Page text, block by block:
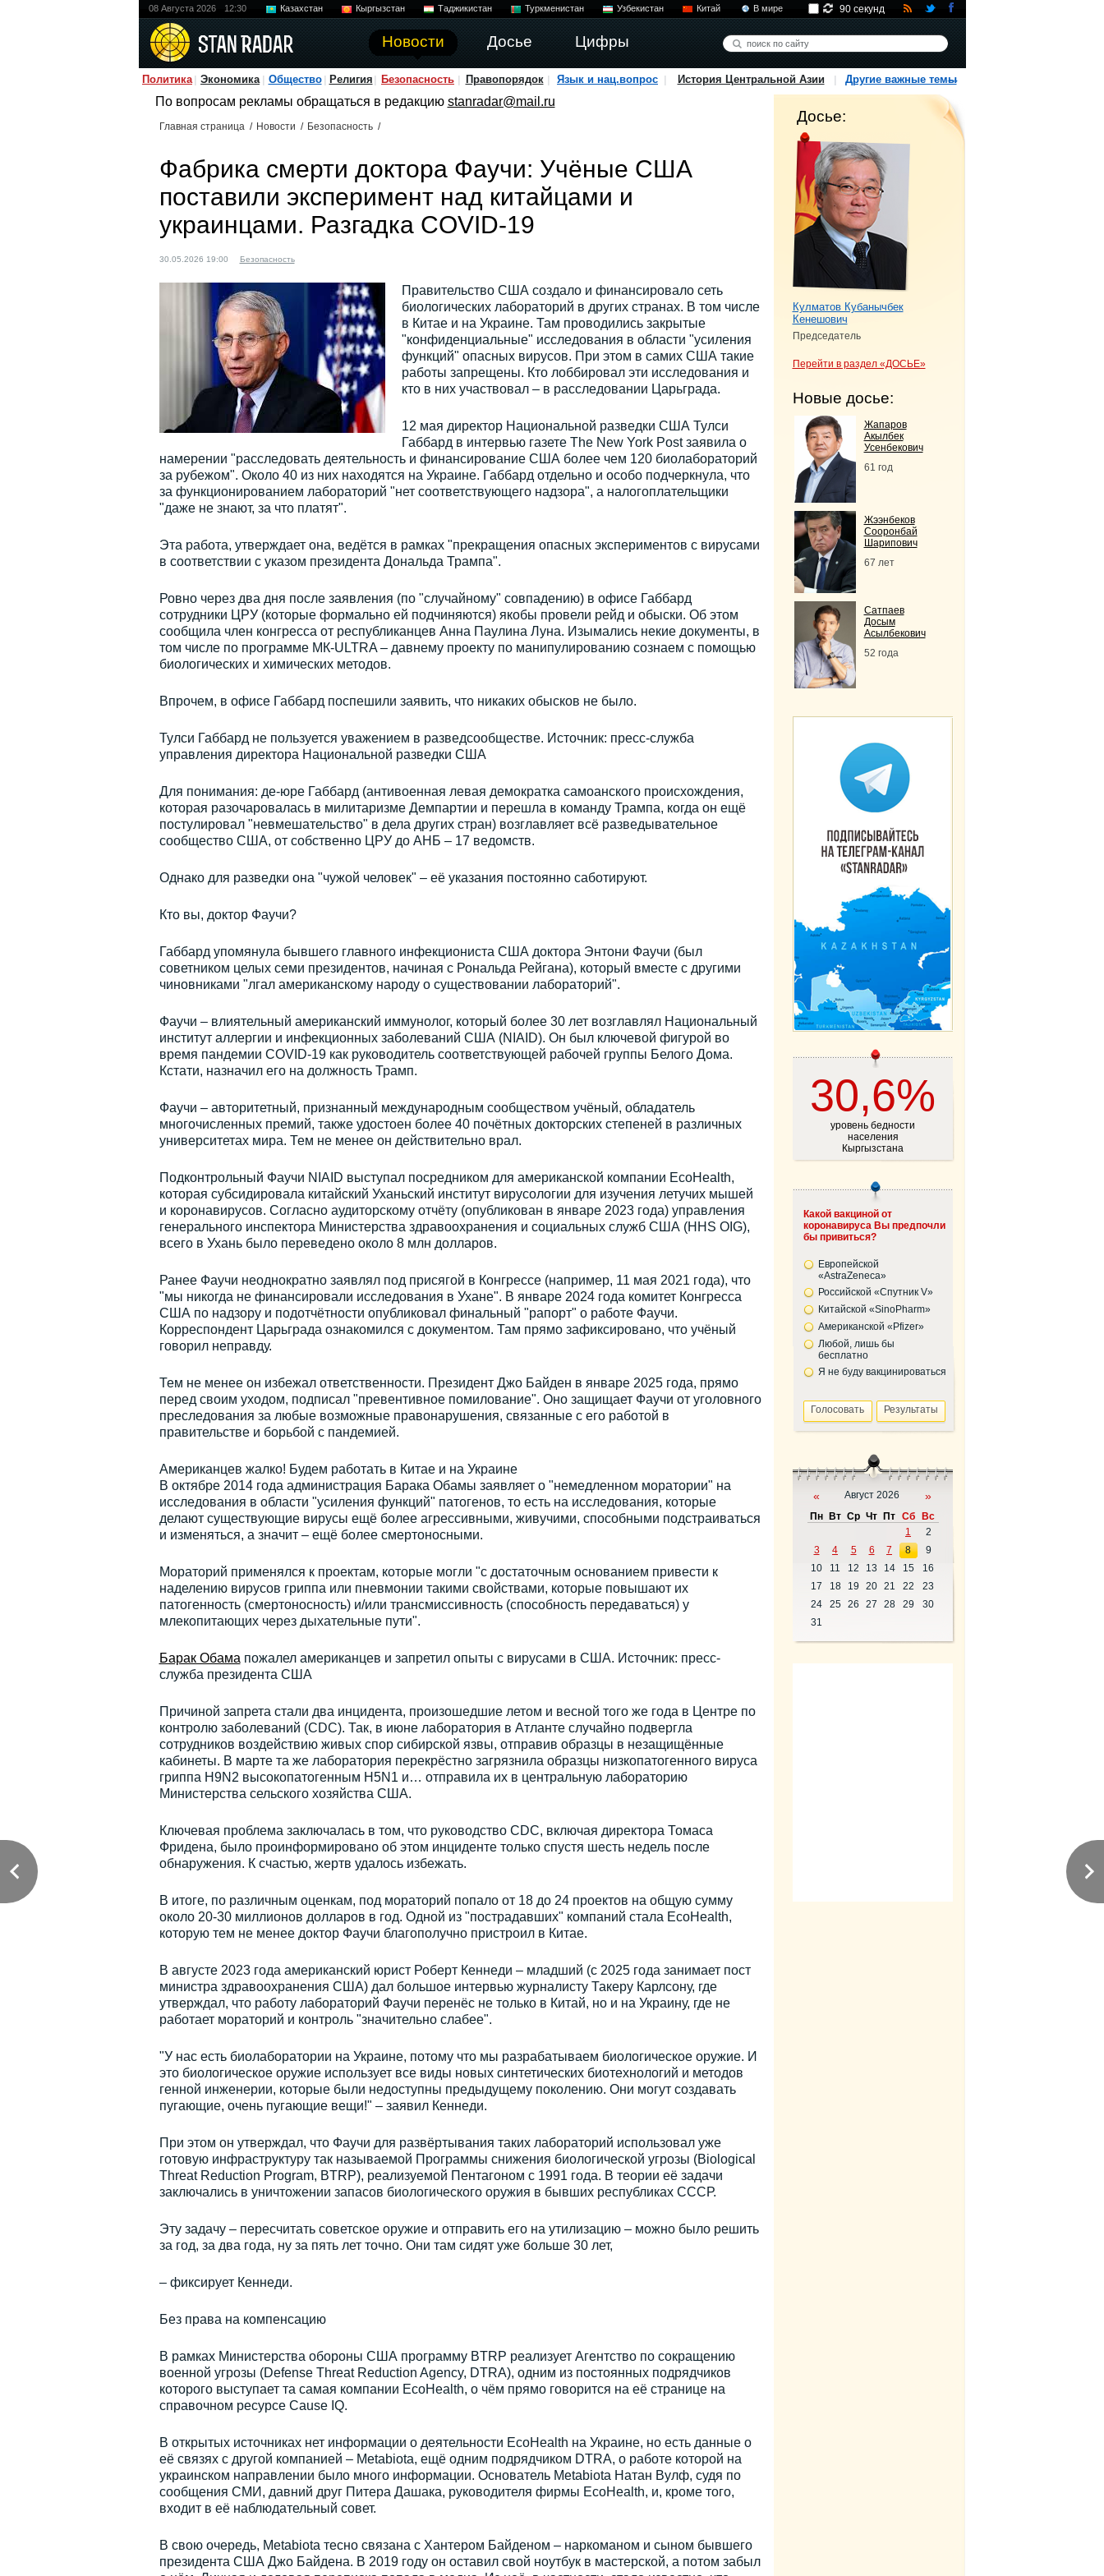
08 Августа 2026 12:30 Казахстан Кыргызстан Таджикистан Туркменистан Узбекистан Китай В мире
Новости Досье Цифры
90 секунд
Политика Экономика Общество Религия Безопасность Правопорядок Язык и нац.вопрос История Центральной Азии Другие важные темы
По вопросам рекламы обращаться в редакцию stanradar@mail.ru
Главная страница / Новости / Безопасность /
Фабрика смерти доктора Фаучи: Учёные США
поставили эксперимент над китайцами и
украинцами. Разгадка COVID-19
30.05.2026 19:00 Безопасность
Правительство США создало и финансировало сеть
биологических лабораторий в других странах. В том числе
в Китае и на Украине. Там проводились закрытые
"конфиденциальные" исследования в области "усиления
функций" опасных вирусов. При этом в самих США такие
работы запрещены. Кто лоббировал эти исследования и
кто в них участвовал – в расследовании Царьграда.
12 мая директор Национальной разведки США Тулси
Габбард в интервью газете The New York Post заявила о
намерении "расследовать деятельность и финансирование США более чем 120 биолабораторий
за рубежом". Около 40 из них находятся на Украине. Габбард отдельно и особо подчеркнула, что
за функционированием лабораторий "нет соответствующего надзора", а налогоплательщики
"даже не знают, за что платят".
Эта работа, утверждает она, ведётся в рамках "прекращения опасных экспериментов с вирусами
в соответствии с указом президента Дональда Трампа".
Ровно через два дня после заявления (по "случайному" совпадению) в офисе Габбард
сотрудники ЦРУ (которые формально ей подчиняются) якобы провели рейд и обыски. Об этом
сообщила член конгресса от республиканцев Анна Паулина Луна. Изымались некие документы, в
том числе по программе МК-ULTRA – давнему проекту по манипулированию сознаем с помощью
биологических и химических методов.
Впрочем, в офисе Габбард поспешили заявить, что никаких обысков не было.
Тулси Габбард не пользуется уважением в разведсообществе. Источник: пресс-служба
управления директора Национальной разведки США
Для понимания: де-юре Габбард (антивоенная левая демократка самоанского происхождения,
которая разочаровалась в милитаризме Демпартии и перешла в команду Трампа, когда он ещё
постулировал "невмешательство" в дела других стран) возглавляет всё разведывательное
сообщество США, от собственно ЦРУ до АНБ – 17 ведомств.
Однако для разведки она "чужой человек" – её указания постоянно саботируют.
Кто вы, доктор Фаучи?
Габбард упомянула бывшего главного инфекциониста США доктора Энтони Фаучи (был
советником целых семи президентов, начиная с Рональда Рейгана), который вместе с другими
чиновниками "лгал американскому народу о существовании лабораторий".
Фаучи – влиятельный американский иммунолог, который более 30 лет возглавлял Национальный
институт аллергии и инфекционных заболеваний США (NIAID). Он был ключевой фигурой во
время пандемии COVID-19 как руководитель соответствующей рабочей группы Белого Дома.
Кстати, назначил его на должность Трамп.
Фаучи – авторитетный, признанный международным сообществом учёный, обладатель
многочисленных премий, также удостоен более 40 почётных докторских степеней в различных
университетах мира. Тем не менее он действительно врал.
Подконтрольный Фаучи NIAID выступал посредником для американской компании EcoHealth,
которая субсидировала китайский Уханьский институт вирусологии для изучения летучих мышей
и коронавирусов. Согласно аудиторскому отчёту (опубликован в январе 2023 года) управления
генерального инспектора Министерства здравоохранения и социальных служб США (HHS OIG),
всего в Ухань было переведено около 8 млн долларов.
Ранее Фаучи неоднократно заявлял под присягой в Конгрессе (например, 11 мая 2021 года), что
"мы никогда не финансировали исследования в Ухане". В январе 2024 года комитет Конгресса
США по надзору и подотчётности опубликовал финальный "рапорт" о работе Фаучи.
Корреспондент Царьграда ознакомился с документом. Там прямо зафиксировано, что учёный
говорил неправду.
Тем не менее он избежал ответственности. Президент Джо Байден в январе 2025 года, прямо
перед своим уходом, подписал "превентивное помилование". Оно защищает Фаучи от уголовного
преследования за любые возможные правонарушения, связанные с его работой в
правительстве и борьбой с пандемией.
Американцев жалко! Будем работать в Китае и на Украине
В октябре 2014 года администрация Барака Обамы заявляет о "немедленном моратории" на
исследования в области "усиления функций" патогенов, то есть на исследования, которые
делают существующие вирусы ещё более агрессивными, живучими, способными подстраиваться
и изменяться, а значит – ещё более смертоносными.
Мораторий применялся к проектам, которые могли "с достаточным основанием привести к
наделению вирусов гриппа или пневмонии такими свойствами, которые повышают их
патогенность (смертоносность) и/или трансмиссивность (способность передаваться) у
млекопитающих через дыхательные пути".
Барак Обама пожалел американцев и запретил опыты с вирусами в США. Источник: пресс-
служба президента США
Причиной запрета стали два инцидента, произошедшие летом и весной того же года в Центре по
контролю заболеваний (CDC). Так, в июне лаборатория в Атланте случайно подвергла
сотрудников воздействию живых спор сибирской язвы, отправив образцы в незащищённые
кабинеты. В марте та же лаборатория перекрёстно загрязнила образцы низкопатогенного вируса
гриппа H9N2 высокопатогенным H5N1 и… отправила их в центральную лабораторию
Министерства сельского хозяйства США.
Ключевая проблема заключалась в том, что руководство CDC, включая директора Томаса
Фридена, было проинформировано об этом инциденте только спустя шесть недель после
обнаружения. К счастью, жертв удалось избежать.
В итоге, по различным оценкам, под мораторий попало от 18 до 24 проектов на общую сумму
около 20-30 миллионов долларов в год. Одной из "пострадавших" компаний стала EcoHealth,
которую тем не менее доктор Фаучи благополучно пристроил в Китае.
В августе 2023 года американский юрист Роберт Кеннеди – младший (с 2025 года занимает пост
министра здравоохранения США) дал большое интервью журналисту Такеру Карлсону, где
утверждал, что работу лабораторий Фаучи перенёс не только в Китай, но и на Украину, где не
работает мораторий и контроль "значительно слабее".
"У нас есть биолаборатории на Украине, потому что мы разрабатываем биологическое оружие. И
это биологическое оружие использует все виды новых синтетических биотехнологий и методов
генной инженерии, которые были недоступны предыдущему поколению. Они могут создавать
пугающие, очень пугающие вещи!" – заявил Кеннеди.
При этом он утверждал, что Фаучи для развёртывания таких лабораторий использовал уже
готовую инфраструктуру так называемой Программы снижения биологической угрозы (Biological
Threat Reduction Program, BTRP), реализуемой Пентагоном с 1991 года. В теории её задачи
заключались в уничтожении запасов биологического оружия в бывших республиках СССР.
Эту задачу – пересчитать советское оружие и отправить его на утилизацию – можно было решить
за год, за два года, ну за пять лет точно. Они там сидят уже больше 30 лет,
– фиксирует Кеннеди.
Без права на компенсацию
В рамках Министерства обороны США программу BTRP реализует Агентство по сокращению
военной угрозы (Defense Threat Reduction Agency, DTRA), одним из постоянных подрядчиков
которого выступает та самая компании EcoHealth, о чём прямо говорится на её странице на
справочном ресурсе Cause IQ.
В открытых источниках нет информации о деятельности EcoHealth на Украине, но есть данные о
её связях с другой компанией – Metabiota, ещё одним подрядчиком DTRA, о работе которой на
украинском направлении было много информации. Основатель Metabiota Натан Вулф, судя по
сообщения СМИ, давний друг Питера Дашака, руководителя фирмы EcoHealth, и, кроме того,
входит в её наблюдательный совет.
В свою очередь, Metabiota тесно связана с Хантером Байденом – наркоманом и сыном бывшего
президента США Джо Байдена. В 2019 году он оставил свой ноутбук в мастерской, а потом забыл
Досье:
Кулматов Кубанычбек
Кенешович
Председатель
Перейти в раздел «ДОСЬЕ»
Новые досье:
Жапаров
Акылбек
Усенбекович
61 год
Жээнбеков
Сооронбай
Шарипович
67 лет
Сатпаев
Досым
Асылбекович
52 года
30,6%
уровень бедности
населения
Кыргызстана
Какой вакциной от
коронавируса Вы предпочли
бы привиться?
Европейской
«AstraZeneca»
Российской «Спутник V»
Китайской «SinoPharm»
Американской «Pfizer»
Любой, лишь бы
бесплатно
Я не буду вакцинироваться
« Август 2026 »
Пн Вт Ср Чт Пт Сб
Вс
1
2
3
4 5 6 7 8
9
10
11 12 13 14 15
16
17
18 19 20 21 22
23
24
25 26 27 28 29
30
31